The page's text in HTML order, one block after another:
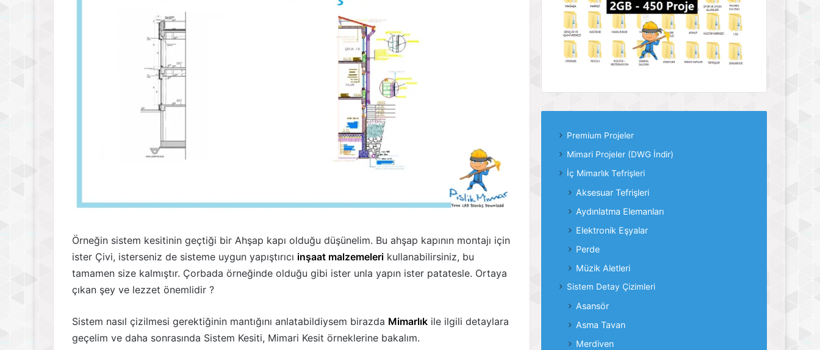
Örneğin sistem kesitinin geçtiği bir Ahşap kapı olduğu düşünelim. Bu ahşap kapının montajı için
ister Çivi, isterseniz de sisteme uygun yapıştırıcı inşaat malzemeleri kullanabilirsiniz, bu
tamamen size kalmıştır. Çorbada örneğinde olduğu gibi ister unla yapın ister patatesle. Ortaya
çıkan şey ve lezzet önemlidir ?
Sistem nasıl çizilmesi gerektiğinin mantığını anlatabildiysem birazda Mimarlık ile ilgili detaylara
geçelim ve daha sonrasında Sistem Kesiti, Mimari Kesit örneklerine bakalım.
Premium Projeler
Mimari Projeler (DWG İndir)
İç Mimarlık Tefrişleri
Aksesuar Tefrişleri
Aydınlatma Elemanları
Elektronik Eşyalar
Perde
Müzik Aletleri
Sistem Detay Çizimleri
Asansör
Asma Tavan
Merdiven